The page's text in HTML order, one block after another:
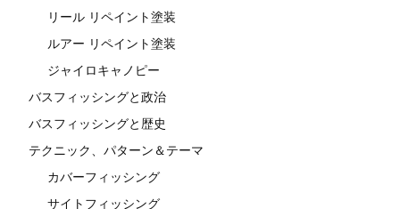
リール リペイント塗装
ルアー リペイント塗装
ジャイロキャノピー
バスフィッシングと政治
バスフィッシングと歴史
テクニック、パターン＆テーマ
カバーフィッシング
サイトフィッシング